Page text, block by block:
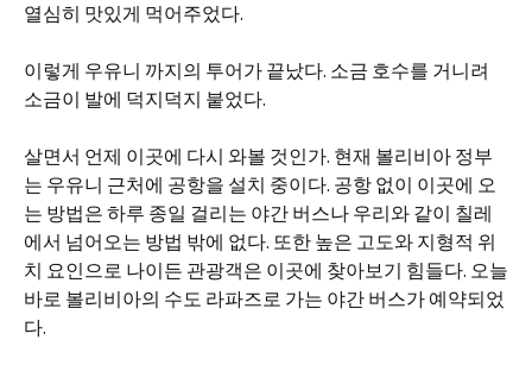
열심히 맛있게 먹어주었다.
이렇게 우유니 까지의 투어가 끝났다. 소금 호수를 거니려
소금이 발에 덕지덕지 붙었다.
살면서 언제 이곳에 다시 와볼 것인가. 현재 볼리비아 정부
는 우유니 근처에 공항을 설치 중이다. 공항 없이 이곳에 오
는 방법은 하루 종일 걸리는 야간 버스나 우리와 같이 칠레
에서 넘어오는 방법 밖에 없다. 또한 높은 고도와 지형적 위
치 요인으로 나이든 관광객은 이곳에 찾아보기 힘들다. 오늘
바로 볼리비아의 수도 라파즈로 가는 야간 버스가 예약되었
다.